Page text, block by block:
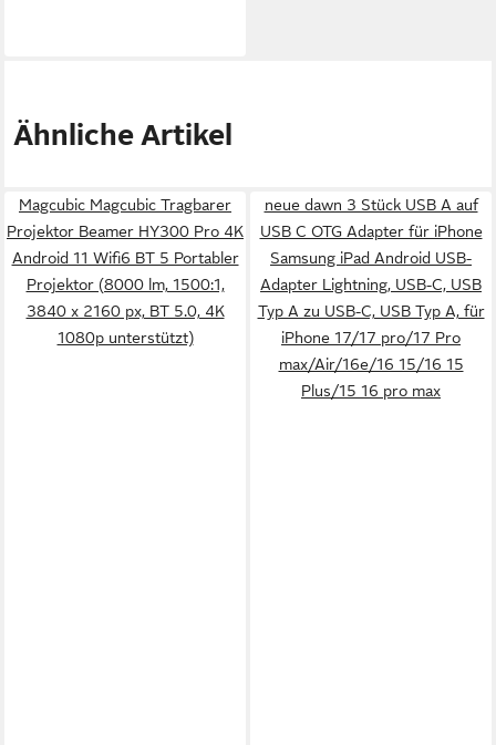
Ähnliche Artikel
Magcubic Magcubic Tragbarer
Projektor Beamer HY300 Pro 4K
Android 11 Wifi6 BT 5 Portabler
Projektor (8000 lm, 1500:1,
3840 x 2160 px, BT 5.0, 4K
1080p unterstützt)
neue dawn 3 Stück USB A auf
USB C OTG Adapter für iPhone
Samsung iPad Android USB-
Adapter Lightning, USB-C, USB
Typ A zu USB-C, USB Typ A, für
iPhone 17/17 pro/17 Pro
max/Air/16e/16 15/16 15
Plus/15 16 pro max